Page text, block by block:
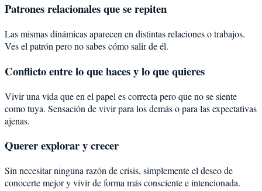
Patrones relacionales que se repiten
Las mismas dinámicas aparecen en distintas relaciones o trabajos.
Ves el patrón pero no sabes cómo salir de él.
Conflicto entre lo que haces y lo que quieres
Vivir una vida que en el papel es correcta pero que no se siente
como tuya. Sensación de vivir para los demás o para las expectativas
ajenas.
Querer explorar y crecer
Sin necesitar ninguna razón de crisis, simplemente el deseo de
conocerte mejor y vivir de forma más consciente e intencionada.